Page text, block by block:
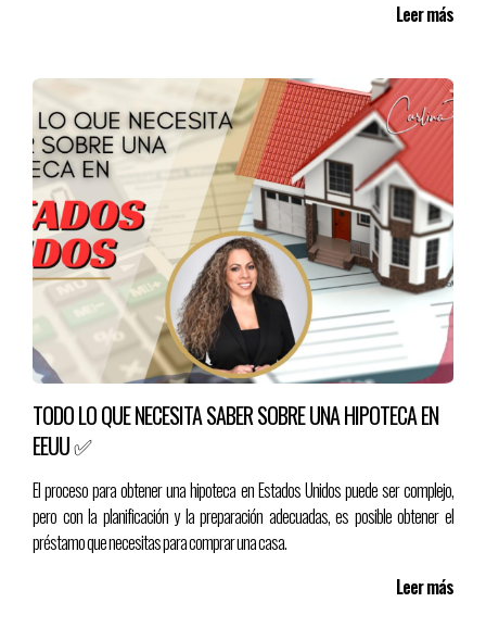
tendencia tendrán una ventaja competitiva clara. El futuro del
sector inmobiliario será cada vez más inteligente… y ya comenzó.
Leer más
TODO LO QUE NECESITA SABER SOBRE UNA HIPOTECA EN
EEUU ✅
El proceso para obtener una hipoteca en Estados Unidos puede ser complejo,
pero con la planificación y la preparación adecuadas, es posible obtener el
préstamo que necesitas para comprar una casa.
Leer más